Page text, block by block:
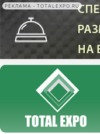
РЕКЛАМА • TOTALEXPO.RU